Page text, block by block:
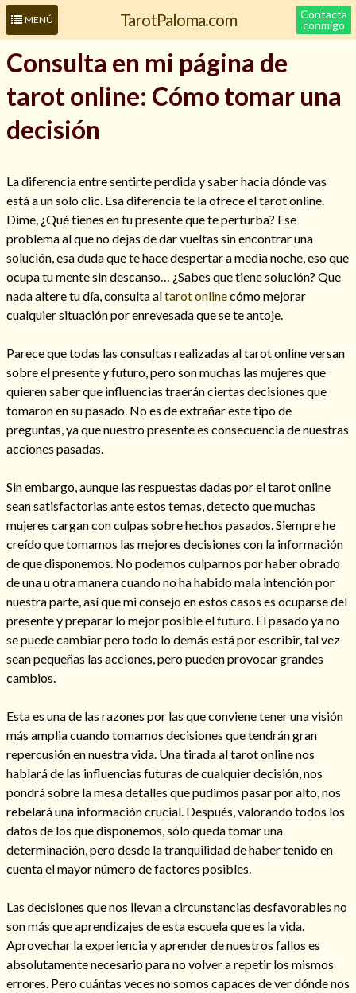
MENÚ TarotPaloma.com
Contacta
conmigo
Leer más sobre mí
Hechizos de amor
Amarre para recuperar a mi pareja
Cómo alejar a la amante de mi esposo
Consulta en mi página de
tarot online: Cómo tomar una
decisión
La diferencia entre sentirte perdida y saber hacia dónde vas
está a un solo clic. Esa diferencia te la ofrece el tarot online.
Dime, ¿Qué tienes en tu presente que te perturba? Ese
problema al que no dejas de dar vueltas sin encontrar una
solución, esa duda que te hace despertar a media noche, eso que
ocupa tu mente sin descanso… ¿Sabes que tiene solución? Que
nada altere tu día, consulta altarot onlinecómo mejorar
cualquier situación por enrevesada que se te antoje.
Parece que todas las consultas realizadas al tarot online versan
sobre el presente y futuro, pero son muchas las mujeres que
quieren saber que influencias traerán ciertas decisiones que
tomaron en su pasado. No es de extrañar este tipo de
preguntas, ya que nuestro presente es consecuencia de nuestras
acciones pasadas.
Sin embargo, aunque las respuestas dadas por el tarot online
sean satisfactorias ante estos temas, detecto que muchas
mujeres cargan con culpas sobre hechos pasados. Siempre he
creído que tomamos las mejores decisiones con la información
de que disponemos. No podemos culparnos por haber obrado
de una u otra manera cuando no ha habido mala intención por
nuestra parte, así que mi consejo en estos casos es ocuparse del
presente y preparar lo mejor posible el futuro. El pasado ya no
se puede cambiar pero todo lo demás está por escribir, tal vez
sean pequeñas las acciones, pero pueden provocar grandes
cambios.
Esta es una de las razones por las que conviene tener una visión
más amplia cuando tomamos decisiones que tendrán gran
repercusión en nuestra vida. Una tirada al tarot online nos
hablará de las influencias futuras de cualquier decisión, nos
pondrá sobre la mesa detalles que pudimos pasar por alto, nos
rebelará una información crucial. Después, valorando todos los
datos de los que disponemos, sólo queda tomar una
determinación, pero desde la tranquilidad de haber tenido en
cuenta el mayor número de factores posibles.
Las decisiones que nos llevan a circunstancias desfavorables no
son más que aprendizajes de esta escuela que es la vida.
Aprovechar la experiencia y aprender de nuestros fallos es
absolutamente necesario para no volver a repetir los mismos
errores. Pero cuántas veces no somos capaces de ver dónde nos